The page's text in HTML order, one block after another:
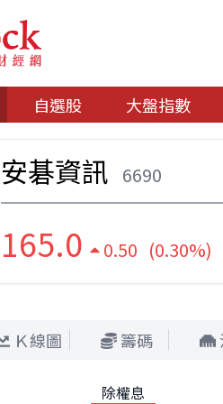
自選股 大盤指數
安碁資訊 6690
165.0 0.50 (0.30%)
Ｋ線圖 籌碼
除權息